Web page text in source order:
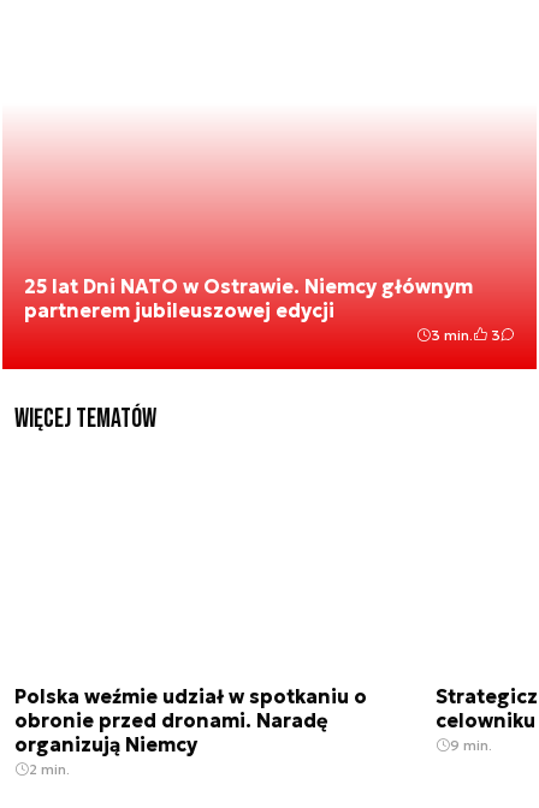
25 lat Dni NATO w Ostrawie. Niemcy głównym
partnerem jubileuszowej edycji
3 min. 3
Więcej tematów
Polska weźmie udział w spotkaniu o
obronie przed dronami. Naradę
organizują Niemcy
2 min.
9 min.